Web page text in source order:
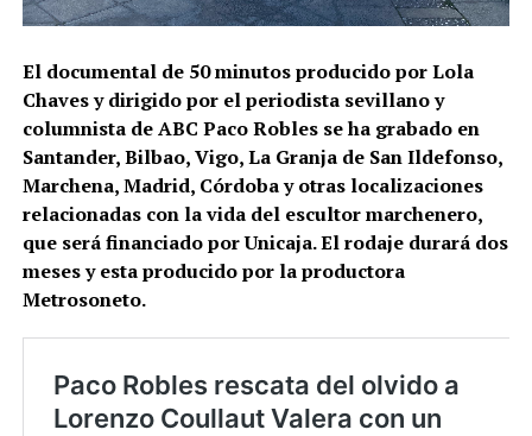
El documental de 50 minutos producido por Lola
Chaves y dirigido por el periodista sevillano y
columnista de ABC Paco Robles se ha grabado en
Santander, Bilbao, Vigo, La Granja de San Ildefonso,
Marchena, Madrid, Córdoba y otras localizaciones
relacionadas con la vida del escultor marchenero,
que será financiado por Unicaja. El rodaje durará dos
meses y esta producido por la productora
Metrosoneto.